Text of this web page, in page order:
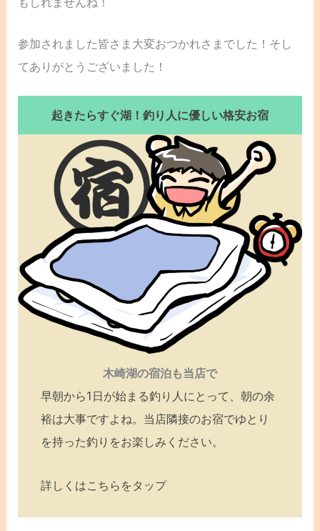
参加されました皆さま大変おつかれさまでした！そし
てありがとうございました！
起きたらすぐ湖！釣り人に優しい格安お宿
木崎湖の宿泊も当店で
早朝から1日が始まる釣り人にとって、朝の余
裕は大事ですよね。当店隣接のお宿でゆとり
を持った釣りをお楽しみください。
詳しくはこちらをタップ